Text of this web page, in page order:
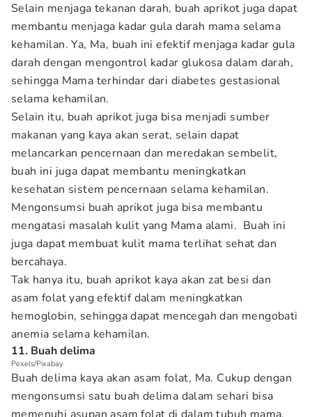
Selain menjaga tekanan darah, buah aprikot juga dapat
membantu menjaga kadar gula darah mama selama
kehamilan. Ya, Ma, buah ini efektif menjaga kadar gula
darah dengan mengontrol kadar glukosa dalam darah,
sehingga Mama terhindar dari diabetes gestasional
selama kehamilan.
Selain itu, buah aprikot juga bisa menjadi sumber
makanan yang kaya akan serat, selain dapat
melancarkan pencernaan dan meredakan sembelit,
buah ini juga dapat membantu meningkatkan
kesehatan sistem pencernaan selama kehamilan.
Mengonsumsi buah aprikot juga bisa membantu
mengatasi masalah kulit yang Mama alami. Buah ini
juga dapat membuat kulit mama terlihat sehat dan
bercahaya.
Tak hanya itu, buah aprikot kaya akan zat besi dan
asam folat yang efektif dalam meningkatkan
hemoglobin, sehingga dapat mencegah dan mengobati
anemia selama kehamilan.
11. Buah delima
Pexels/Pixabay
Buah delima kaya akan asam folat, Ma. Cukup dengan
mengonsumsi satu buah delima dalam sehari bisa